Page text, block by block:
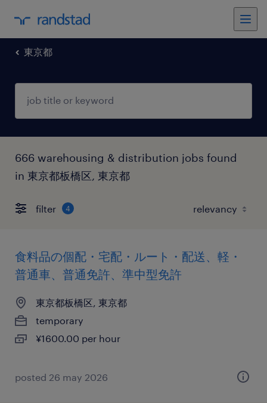
東京都
666 warehousing & distribution jobs found
in 東京都板橋区, 東京都
filter 4
食料品の個配・宅配・ルート・配送、軽・
普通車、普通免許、準中型免許
東京都板橋区, 東京都
temporary
¥1600.00 per hour
posted 26 may 2026